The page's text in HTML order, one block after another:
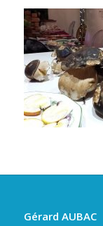
Gérard AUBAC